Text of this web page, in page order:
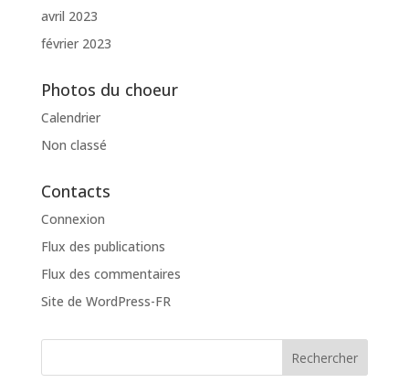
avril 2023
février 2023
Photos du choeur
Calendrier
Non classé
Contacts
Connexion
Flux des publications
Flux des commentaires
Site de WordPress-FR